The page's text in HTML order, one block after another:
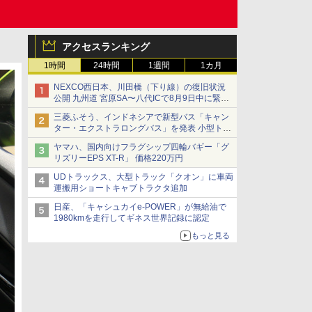
アクセスランキング
1時間 24時間 1週間 1カ月
NEXCO西日本、川田橋（下り線）の復旧状況
公開 九州道 宮原SA〜八代ICで8月9日中に緊急
車両を通行可能に
三菱ふそう、インドネシアで新型バス「キャン
ター・エクストラロングバス」を発表 小型トラ
ックベースの観光・旅客輸送向けバス
ヤマハ、国内向けフラグシップ四輪バギー「グ
リズリーEPS XT-R」 価格220万円
UDトラックス、大型トラック「クオン」に車両
運搬用ショートキャブトラクタ追加
日産、「キャシュカイe-POWER」が無給油で
1980kmを走行してギネス世界記録に認定
もっと見る